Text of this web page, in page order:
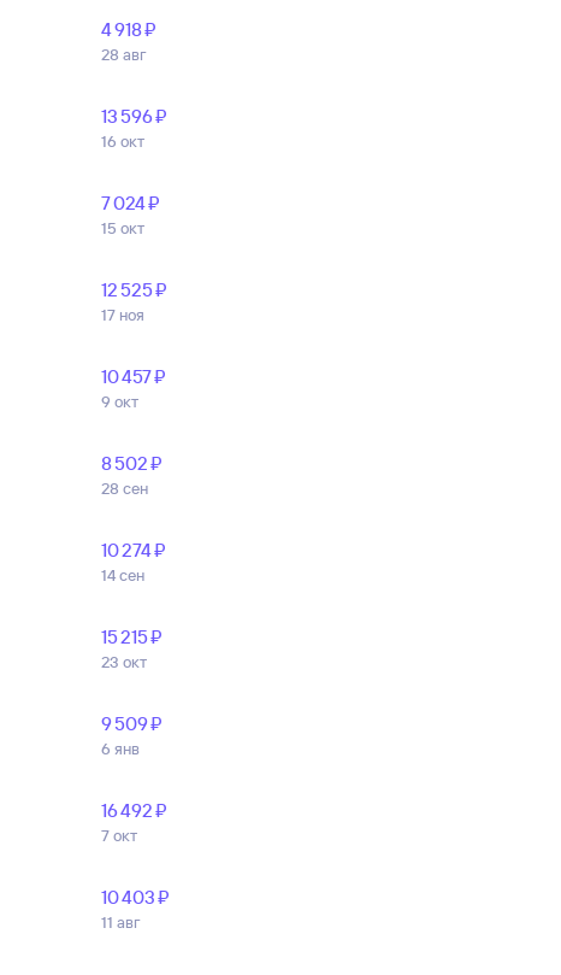
4 ⁠918 ⁠₽
28 авг
13 ⁠596 ⁠₽
16 окт
7 ⁠024 ⁠₽
15 окт
12 ⁠525 ⁠₽
17 ноя
10 ⁠457 ⁠₽
9 окт
8 ⁠502 ⁠₽
28 сен
10 ⁠274 ⁠₽
14 сен
15 ⁠215 ⁠₽
23 окт
9 ⁠509 ⁠₽
6 янв
16 ⁠492 ⁠₽
7 окт
10 ⁠403 ⁠₽
11 авг